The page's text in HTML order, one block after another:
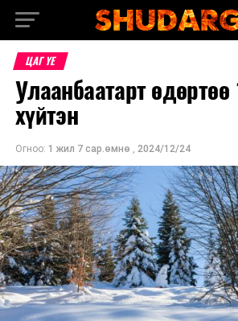
ЦАГ ҮЕ
Улаанбаатарт өдөртөө
хүйтэн
Огноо: 1 жил 7 сар.өмнө , 2024/12/24